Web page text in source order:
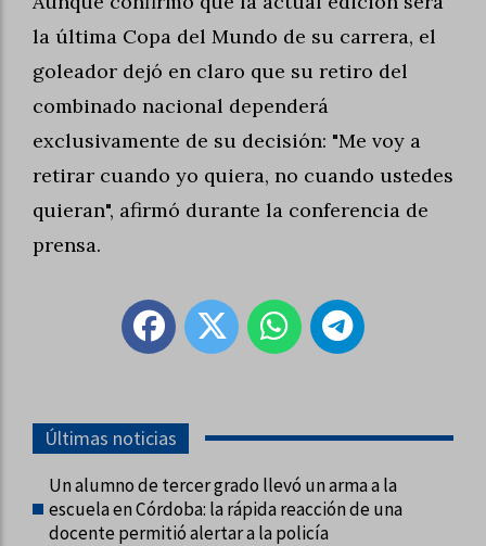
la última Copa del Mundo de su carrera, el
goleador dejó en claro que su retiro del
combinado nacional dependerá
exclusivamente de su decisión: "Me voy a
retirar cuando yo quiera, no cuando ustedes
quieran", afirmó durante la conferencia de
prensa.
Últimas noticias
Un alumno de tercer grado llevó un arma a la
escuela en Córdoba: la rápida reacción de una
docente permitió alertar a la policía